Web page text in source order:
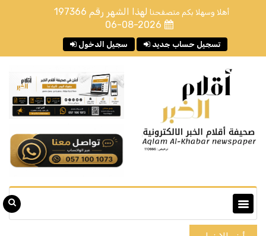
أهلا وسهلا بكم متصفحنا لهذا الشهر رقم 197366
06-08-2026
سجيل الدخول تسجيل حساب جديد